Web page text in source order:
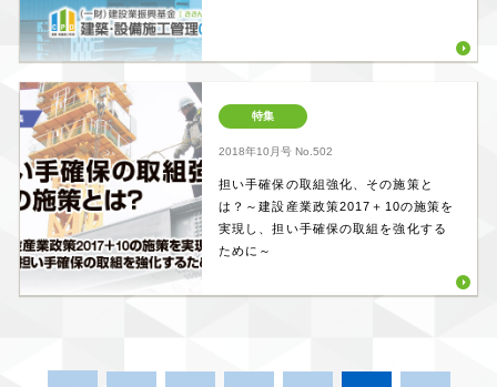
特集
2018年10月号No.502
担い手確保の取組強化、その施策と
は？～建設産業政策2017＋10の施策を
実現し、担い手確保の取組を強化する
ために～